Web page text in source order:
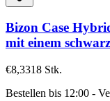
Bizon Case
mit einem
€8,3318 Stk.
Bestellen bis 12:00 -